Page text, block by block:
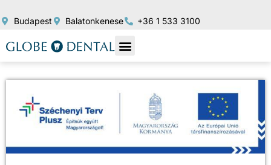
Budapest Balatonkenese +36 1 533 3100